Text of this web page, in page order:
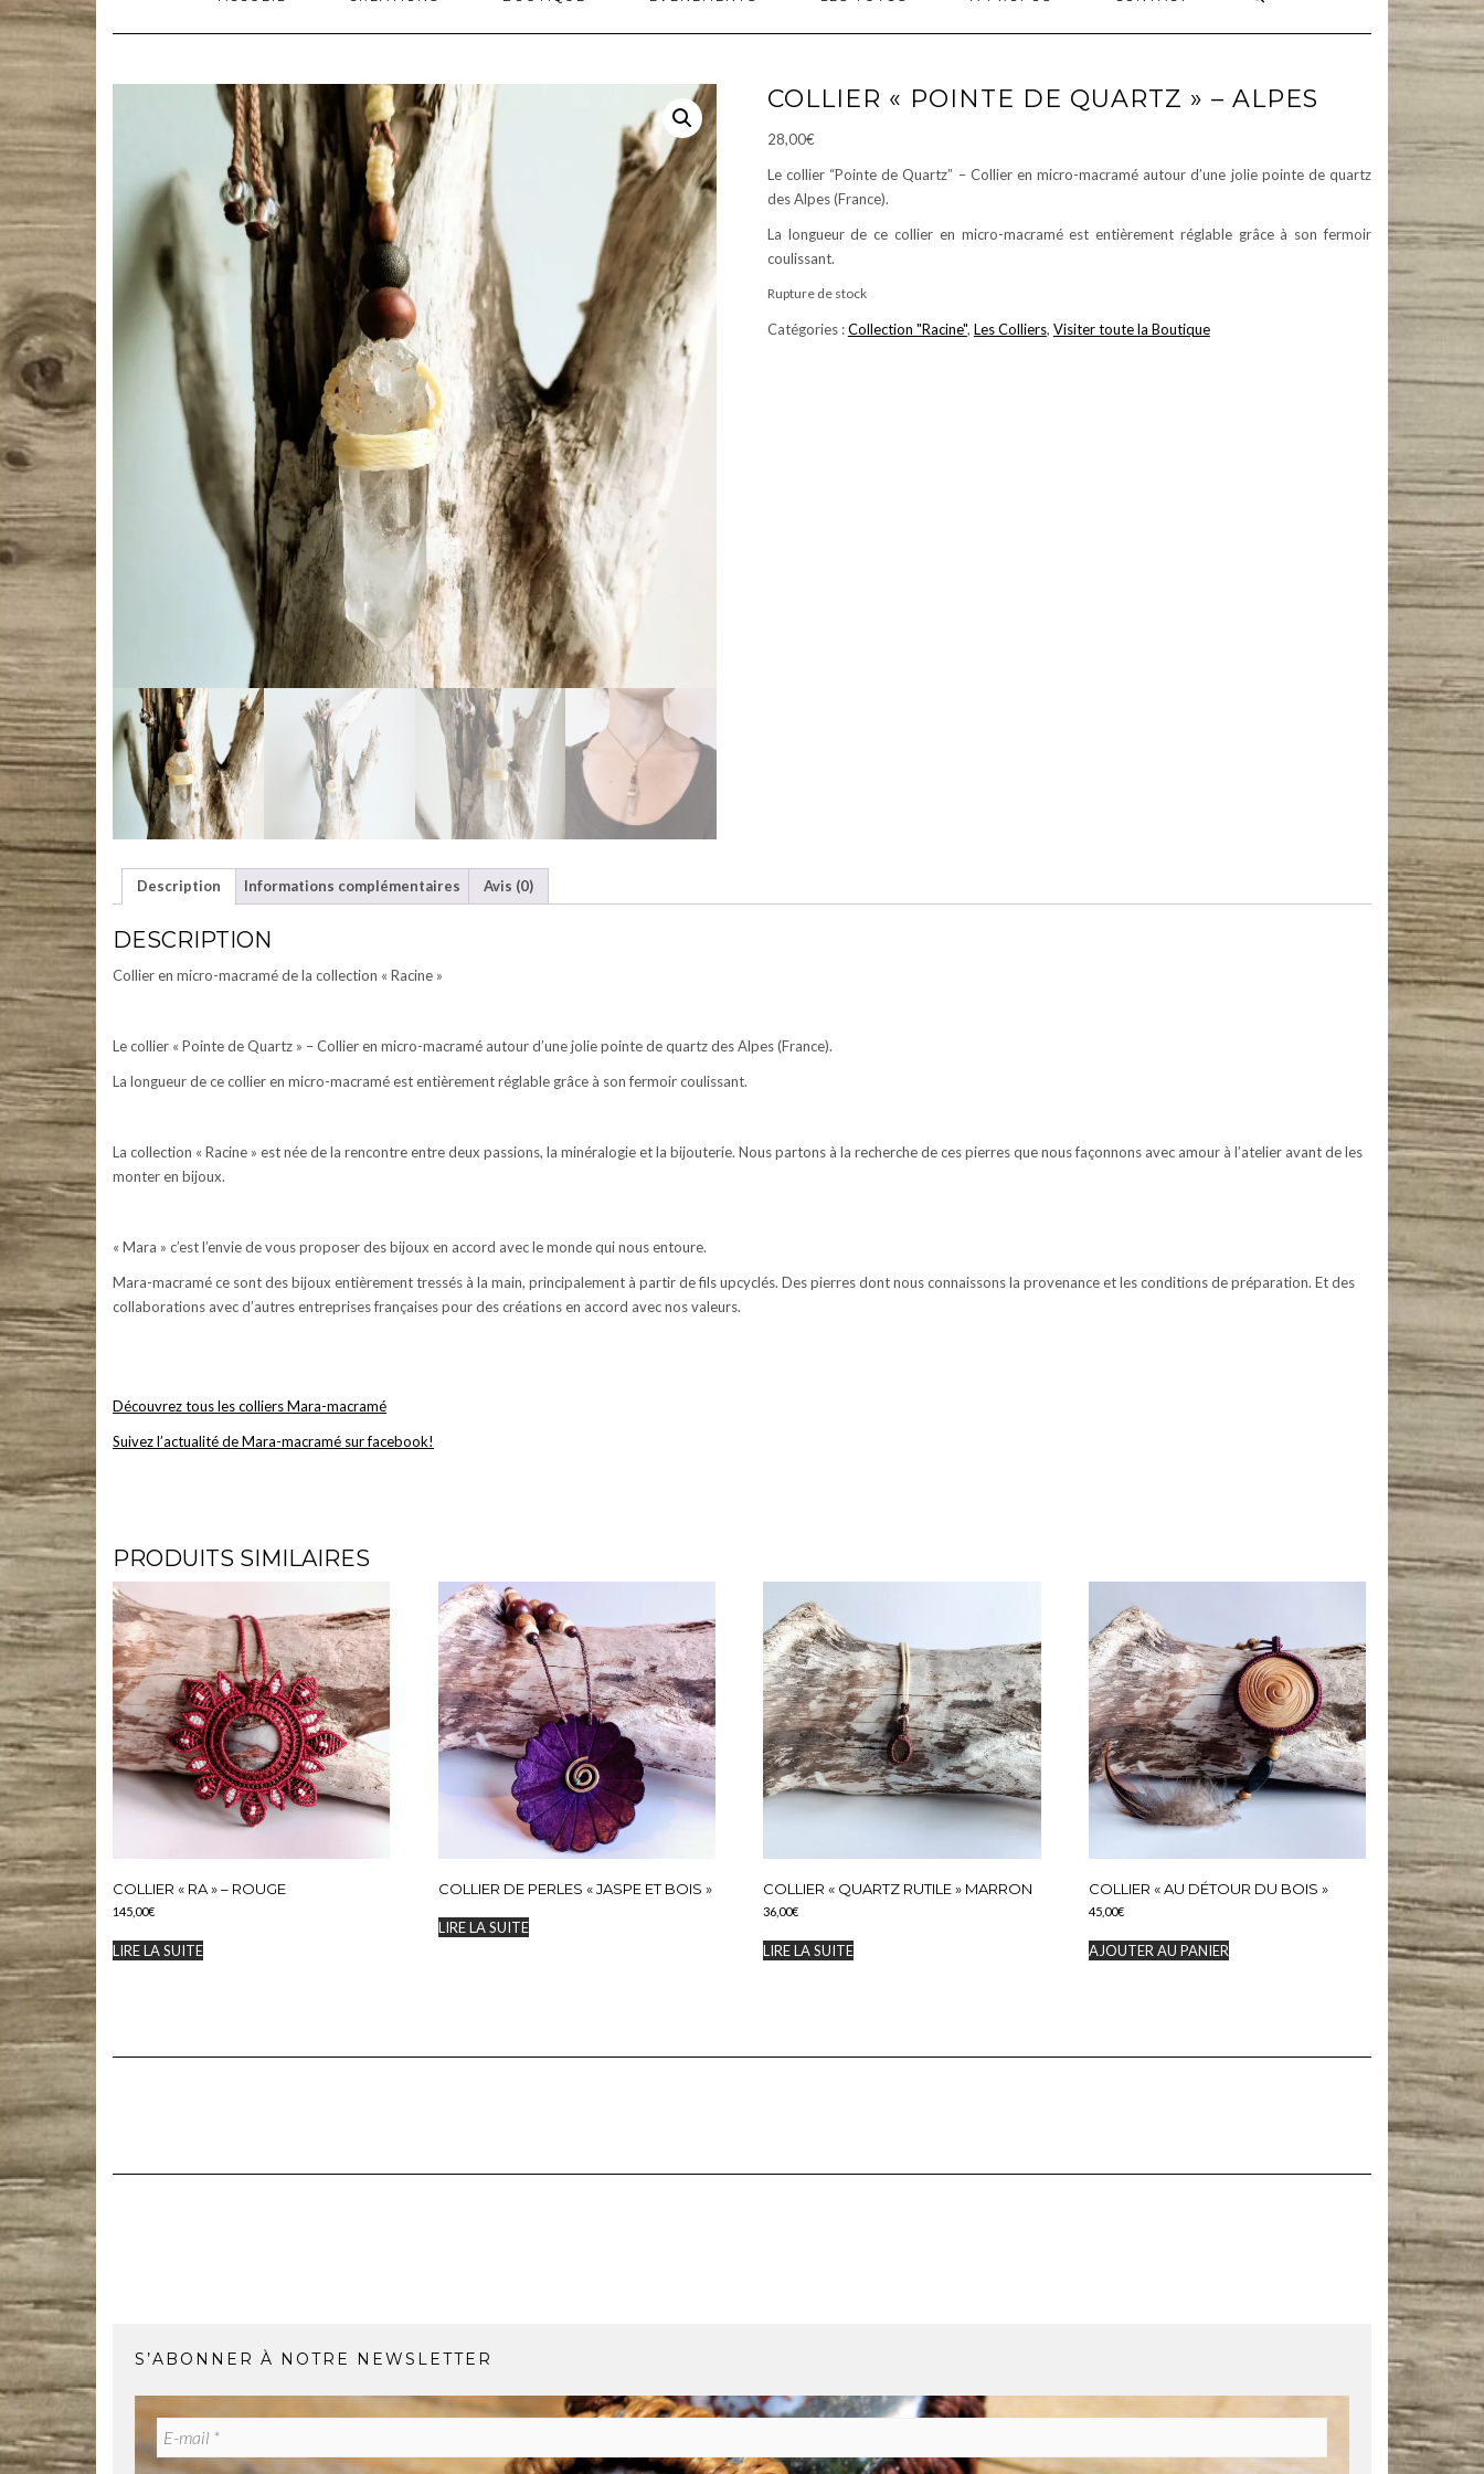
COLLIER « POINTE DE QUARTZ » – ALPES
28,00€
Le collier “Pointe de Quartz” – Collier en micro-macramé autour d’une jolie pointe de quartz
des Alpes (France).
La longueur de ce collier en micro-macramé est entièrement réglable grâce à son fermoir
coulissant.
Rupture de stock
Catégories :Collection "Racine", Les Colliers, Visiter toute la Boutique
Description Informations complémentaires Avis (0)
DESCRIPTION
Collier en micro-macramé de la collection « Racine »
Le collier « Pointe de Quartz » – Collier en micro-macramé autour d’une jolie pointe de quartz des Alpes (France).
La longueur de ce collier en micro-macramé est entièrement réglable grâce à son fermoir coulissant.
La collection « Racine » est née de la rencontre entre deux passions, la minéralogie et la bijouterie. Nous partons à la recherche de ces pierres que nous façonnons avec amour à l’atelier avant de les
monter en bijoux.
« Mara » c’est l’envie de vous proposer des bijoux en accord avec le monde qui nous entoure.
Mara-macramé ce sont des bijoux entièrement tressés à la main, principalement à partir de fils upcyclés. Des pierres dont nous connaissons la provenance et les conditions de préparation. Et des
collaborations avec d’autres entreprises françaises pour des créations en accord avec nos valeurs.
Découvrez tous les colliers Mara-macramé
Suivez l’actualité de Mara-macramé sur facebook!
PRODUITS SIMILAIRES
COLLIER « RA » – ROUGE
145,00€
LIRE LA SUITE
COLLIER DE PERLES « JASPE ET BOIS »
LIRE LA SUITE
COLLIER « QUARTZ RUTILE » MARRON
36,00€
LIRE LA SUITE
COLLIER « AU DÉTOUR DU BOIS »
45,00€
AJOUTER AU PANIER
S’ABONNER À NOTRE NEWSLETTER